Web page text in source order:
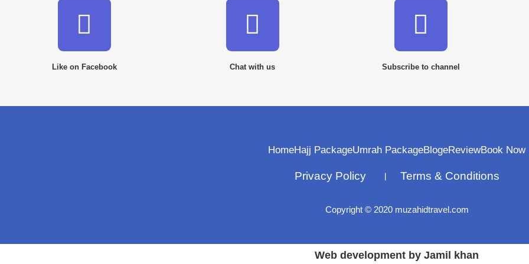
Like on Facebook Chat with us Subscribe to channel
HomeHajj PackageUmrah PackageBlogeReviewBook Now
Privacy Policy । Terms & Conditions
Copyright © 2020 muzahidtravel.com
Web development by Jamil khan